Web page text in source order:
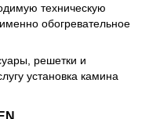
техническую
обогревательное
решетки и
установка камина